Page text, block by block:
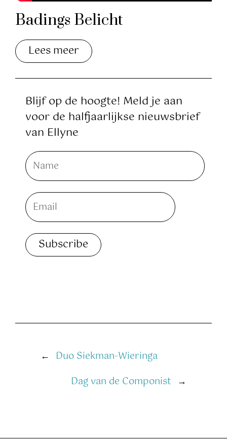
Badings Belicht
Lees meer
Blijf op de hoogte! Meld je aan
voor de halfjaarlijkse nieuwsbrief
van Ellyne
← Duo Siekman-Wieringa
Dag van de Componist →